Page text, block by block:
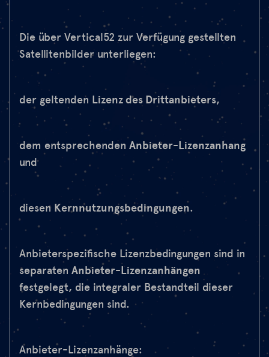
Die über Vertical52 zur Verfügung gestellten
Satellitenbilder unterliegen:
der geltenden Lizenz des Drittanbieters,
dem entsprechenden Anbieter-Lizenzanhang
und
diesen Kernnutzungsbedingungen.
Anbieterspezifische Lizenzbedingungen sind in
separaten Anbieter-Lizenzanhängen
festgelegt, die integraler Bestandteil dieser
Kernbedingungen sind.
Anbieter-Lizenzanhänge: